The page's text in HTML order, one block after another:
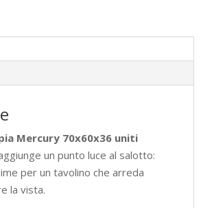
Mercury 70x60x36 uniti
un punto luce al salotto:
per un tavolino che arreda
la vista.